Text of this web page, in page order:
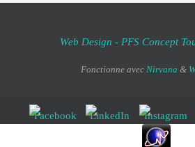
Web Design - PFS Concept
Fonctionne avec Nirvana &